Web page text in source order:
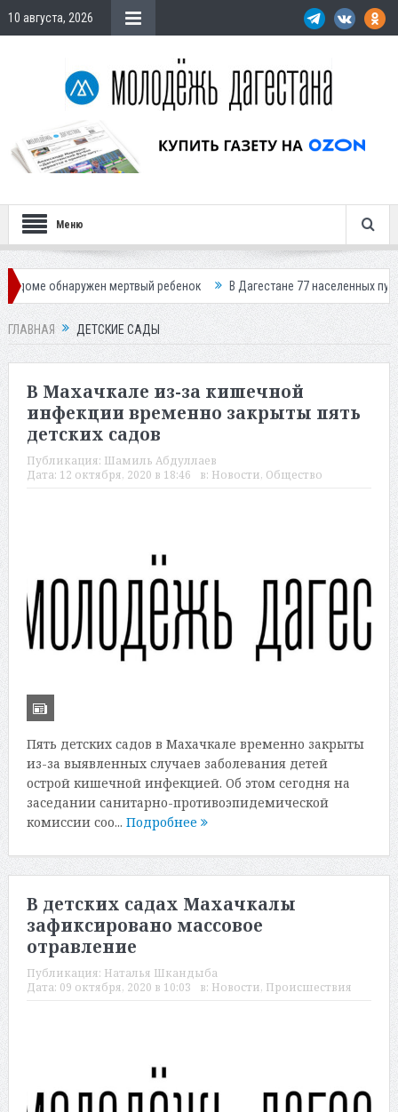
10 августа, 2026
Меню
мертвый ребенок В Дагестане 77 населенных пунктов остались
ГЛАВНАЯ ДЕТСКИЕ САДЫ
В Махачкале из-за кишечной
инфекции временно закрыты пять
детских садов
Публикация: Шамиль Абдуллаев
Дата: 12 октября, 2020 в 18:46 в: Новости, Общество
Пять детских садов в Махачкале временно закрыты
из-за выявленных случаев заболевания детей
острой кишечной инфекцией. Об этом сегодня на
заседании санитарно-противоэпидемической
комиссии соо... Подробнее
В детских садах Махачкалы
зафиксировано массовое
отравление
Публикация: Наталья Шкандыба
Дата: 09 октября, 2020 в 10:03 в: Новости, Происшествия